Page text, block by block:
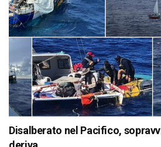
Disalberato nel Pacifico,